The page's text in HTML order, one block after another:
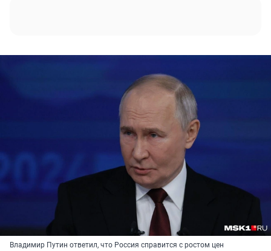
Владимир Путин ответил, что Россия справится с ростом цен